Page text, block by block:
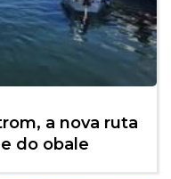
a nova ruta
do obale